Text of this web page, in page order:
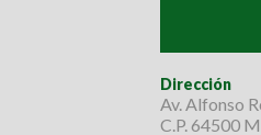
Dirección
Av. Alfonso
C.P. 64500